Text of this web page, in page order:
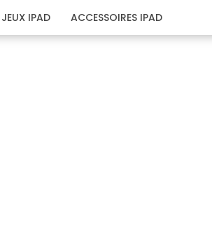
JEUX IPAD ACCESSOIRES IPAD